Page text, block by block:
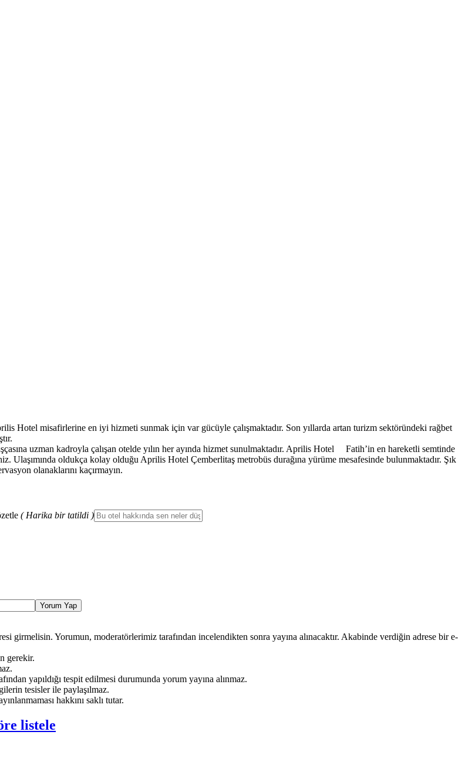
Hotel misafirlerine en iyi hizmeti sunmak için var gücüyle çalışmaktadır. Son yıllarda artan turizm sektöründeki rağbet
uzman kadroyla çalışan otelde yılın her ayında hizmet sunulmaktadır. Aprilis Hotel Fatih’in en hareketli semtinde
Ulaşımında oldukça kolay olduğu Aprilis Hotel Çemberlitaş metrobüs durağına yürüme mesafesinde bulunmaktadır. Şık
olanaklarını kaçırmayın.
( Harika bir tatildi )
Yorum Yap
girmelisin. Yorumun, moderatörlerimiz tarafından incelendikten sonra yayına alınacaktır. Akabinde verdiğin adrese bir e-
gerekir.
yapıldığı tespit edilmesi durumunda yorum yayına alınmaz.
tesisler ile paylaşılmaz.
hakkını saklı tutar.
listele